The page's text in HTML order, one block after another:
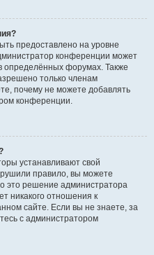
предоставлено на уровне
конференции может
определённых форумах. Также
только членам
почему не можете добавлять
конференции.
устанавливают свой
правило, вы можете
это решение администратора
никакого отношения к
сайте. Если вы не знаете, за
с администратором